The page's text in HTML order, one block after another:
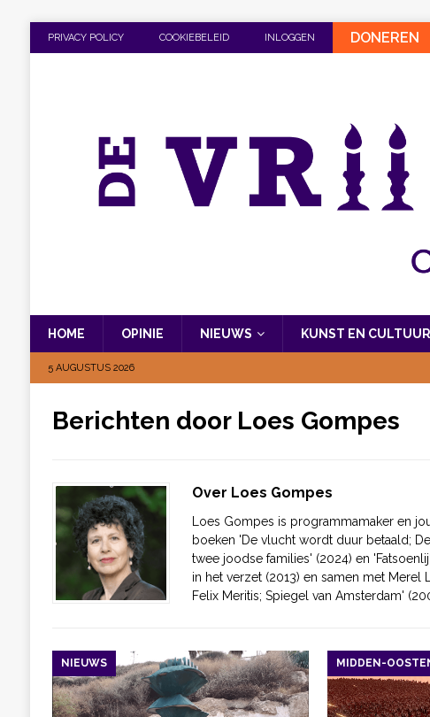
PRIVACY POLICY COOKIEBELEID INLOGGEN DONEREN
HOME OPINIE NIEUWS KUNST EN CULTUUR
5 AUGUSTUS 2026
Berichten door Loes Gompes
Over Loes Gompes
Loes Gompes is programmamaker en
boeken 'De vlucht wordt duur betaald;
twee joodse families' (2024) en
in het verzet (2013) en samen met Merel
Felix Meritis; Spiegel van Amsterdam'
NIEUWS MIDDEN-